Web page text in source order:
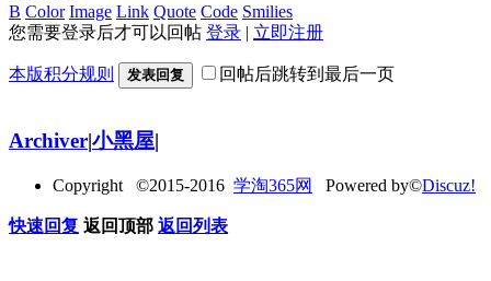
B Color Image Link Quote Code Smilies
您需要登录后才可以回帖 登录 | 立即注册
本版积分规则 发表回复 回帖后跳转到最后一页
Archiver|小黑屋|
Copyright ©2015-2016 学淘365网 Powered by©Discuz!
快速回复 返回顶部 返回列表